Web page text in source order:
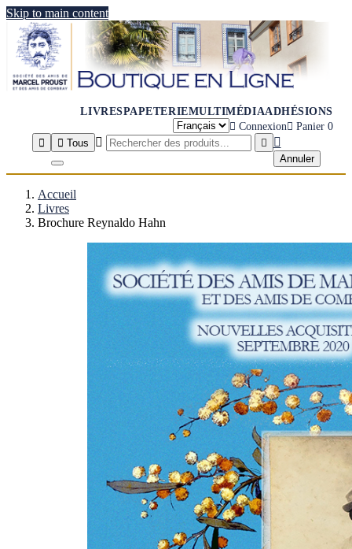
Skip to main content
LIVRESPAPETERIEMULTIMÉDIAADHÉSIONS
 Connexion Panier 0

 Tous   
Annuler
Accueil
Livres
Brochure Reynaldo Hahn